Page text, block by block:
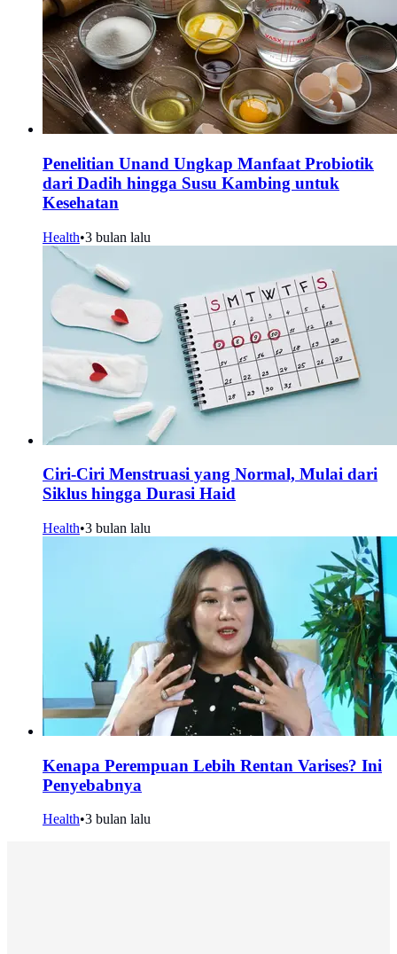
Penelitian Unand Ungkap Manfaat Probiotik
dari Dadih hingga Susu Kambing untuk
Kesehatan
Health•3 bulan lalu
Ciri-Ciri Menstruasi yang Normal, Mulai dari
Siklus hingga Durasi Haid
Health•3 bulan lalu
Kenapa Perempuan Lebih Rentan Varises? Ini
Penyebabnya
Health•3 bulan lalu